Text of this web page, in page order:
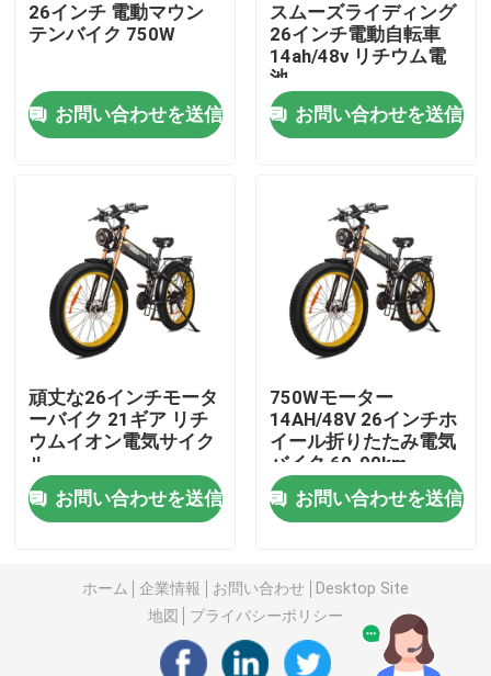
リッドスター電動自転車
折りたたむ太いタイヤ 電動自転車
ファットタイヤ 電動マウンテンバイク
完全懸垂 電動マウンテンバイク
オフロード 脂肪タイヤ 電動自転車
女性用 脂肪タイヤ 電動自転車
男性用電動自転車
20インチ電動自転車
26インチ 電動マウン
テンバイク 750W
お問い合わせを送信
スムーズライディング
26インチ電動自転車
14ah/48v リチウム電
池
お問い合わせを送信
頑丈な26インチモータ
ーバイク 21ギア リチ
ウムイオン電気サイク
ル
お問い合わせを送信
750Wモーター
14AH/48V 26インチホ
イール折りたたみ電気
バイク 60-90km
お問い合わせを送信
ホーム 企業情報 お問い合わせ
Desktop Site
地図
プライバシーポリシー